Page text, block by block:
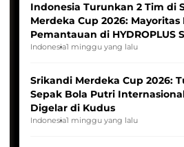
Indonesia Turunkan 2 Tim di
Merdeka Cup 2026: Mayoritas
Pemantauan di HYDROPLUS
League
Indonesia1 minggu yang lalu
Srikandi Merdeka Cup 2026:
Sepak Bola Putri
Digelar di Kudus
Indonesia1 minggu yang lalu